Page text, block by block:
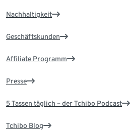
Nachhaltigkeit
Geschäftskunden
Affiliate Programm
Presse
5 Tassen täglich – der Tchibo Podcast
Tchibo Blog